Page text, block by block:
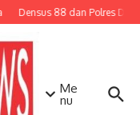
Densus 88 dan Polres
Me
nu